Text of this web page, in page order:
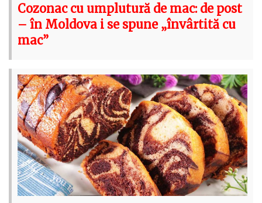
Cozonac cu umplutură de mac: de post
– în Moldova i se spune „învârtită cu
mac”